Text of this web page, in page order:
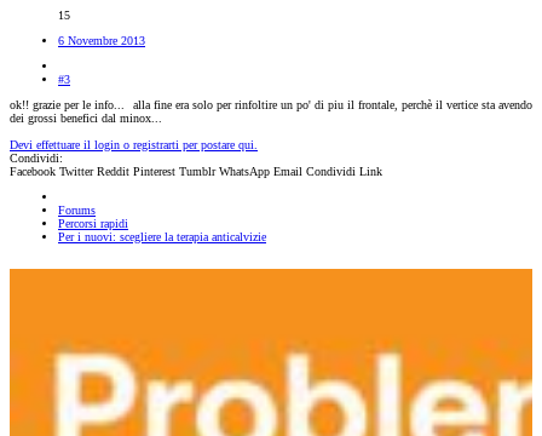
15
6 Novembre 2013
#3
ok!! grazie per le info...
alla fine era solo per rinfoltire un po' di piu il frontale, perchè il vertice sta avendo
dei grossi benefici dal minox...
Devi effettuare il login o registrarti per postare qui.
Condividi:
Facebook Twitter Reddit Pinterest Tumblr WhatsApp Email Condividi Link
Forums
Percorsi rapidi
Per i nuovi: scegliere la terapia anticalvizie